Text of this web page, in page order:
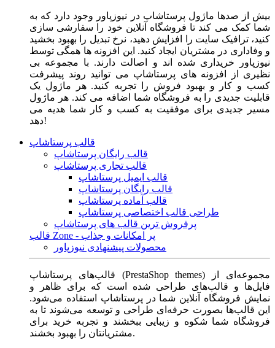
بیش از صدها ماژول پرستاشاپ در نیوزپاور وجود دارد که به
شما کمک می کند تا فروشگاه آنلاین خود را سفارشی سازی
کنید، ترافیک سایت را افزایش دهید، نرخ تبدیل را بهبود بخشید
و وفاداری در مشتریان ایجاد کنید. این افزونه ها همگی توسط
نیوزپاور خریداری شده اند و اصالت دارند. با مجموعه بی
نظیری از افزونه های پرستاشاپ می توانید روند پیشرفت
کسب و کار و بهبود فروش را تجربه کنید. هر ماژول یک
قابلیت جدیدی را به فروشگاه شما اضافه می کند. هر ماژول
مسیر جدیدی برای موفقیت به کسب و کار شما هدیه می
دهد!
قالب پرستاشاپ
قالب رایگان پرستاشاپ
قالب تجاری پرستاشاپ
قالب ایمیل پرستاشاپ
قالب رایگان پرستاشاپ
قالب آماده پرستاشاپ
طراحی قالب اختصاصی پرستاشاپ
پرفروش ترین قالب های پرستاشاپ
قالب Zone - پر امکانات و جذاب
محصولات پیشنهادی نیوزپاور
قالب‌های پرستاشاپ (PrestaShop themes) مجموعه‌ای از
فایل‌ها و قالب‌های طراحی شده است که برای ظاهر و
نمایش فروشگاه آنلاین شما در پرستاشاپ استفاده می‌شود.
این قالب‌ها بصورت حرفه‌ای طراحی و توسعه می‌شوند تا به
فروشگاه شما شکوه و زیبایی ببخشند و تجربه خرید برای
مشتریانتان را بهبود بخشند.